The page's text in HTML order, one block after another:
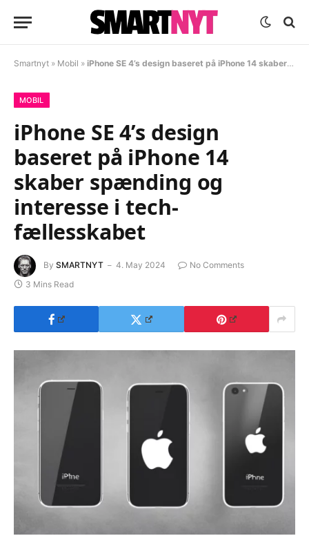
Smartnyt » Mobil » iPhone SE 4’s design baseret på iPhone 14 skaber spænding og interesse i tech-fællesskabet
MOBIL
iPhone SE 4’s design
baseret på iPhone 14
skaber spænding og
interesse i tech-
fællesskabet
By SMARTNYT 4. May 2024
No Comments
3 Mins Read